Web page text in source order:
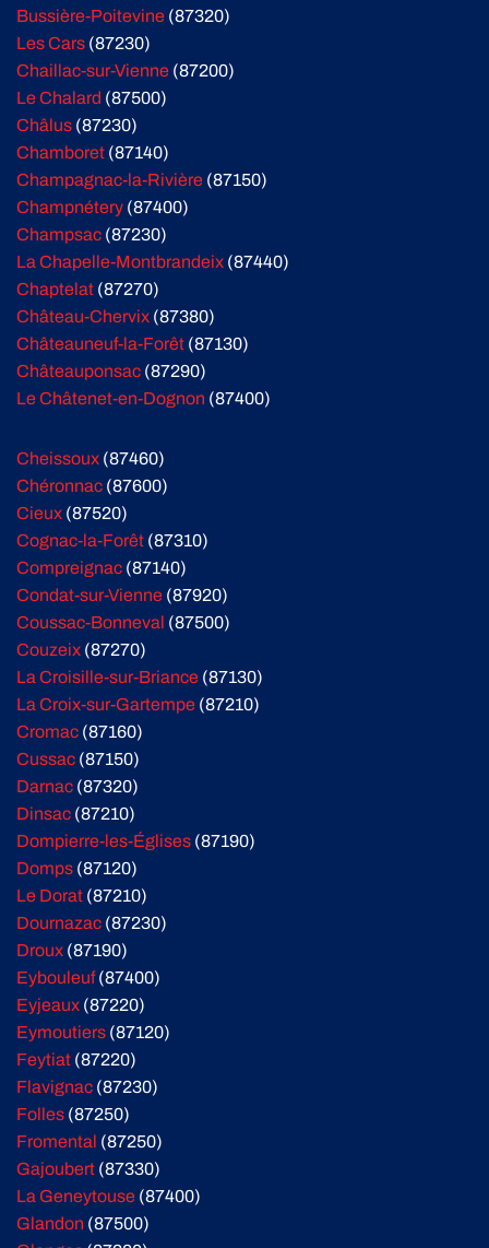
Bussière-Poitevine (87320)
Les Cars (87230)
Chaillac-sur-Vienne (87200)
Le Chalard (87500)
Châlus (87230)
Chamboret (87140)
Champagnac-la-Rivière (87150)
Champnétery (87400)
Champsac (87230)
La Chapelle-Montbrandeix (87440)
Chaptelat (87270)
Château-Chervix (87380)
Châteauneuf-la-Forêt (87130)
Châteauponsac (87290)
Le Châtenet-en-Dognon (87400)
Cheissoux (87460)
Chéronnac (87600)
Cieux (87520)
Cognac-la-Forêt (87310)
Compreignac (87140)
Condat-sur-Vienne (87920)
Coussac-Bonneval (87500)
Couzeix (87270)
La Croisille-sur-Briance (87130)
La Croix-sur-Gartempe (87210)
Cromac (87160)
Cussac (87150)
Darnac (87320)
Dinsac (87210)
Dompierre-les-Églises (87190)
Domps (87120)
Le Dorat (87210)
Dournazac (87230)
Droux (87190)
Eybouleuf(87400)
Eyjeaux (87220)
Eymoutiers (87120)
Feytiat (87220)
Flavignac (87230)
Folles (87250)
Fromental (87250)
Gajoubert (87330)
La Geneytouse (87400)
Glandon (87500)